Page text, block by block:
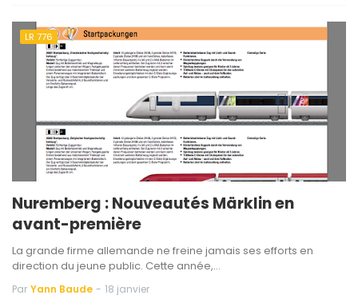
LR 776
Nuremberg : Nouveautés Märklin en
avant-première
La grande firme allemande ne freine jamais ses efforts en
direction du jeune public. Cette année,…
Par Yann Baude - 18 janvier